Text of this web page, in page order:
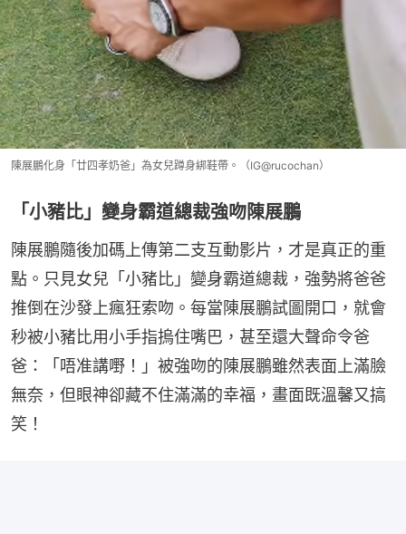
陳展鵬化身「廿四孝奶爸」為女兒蹲身綁鞋帶。（IG@rucochan）
「小豬比」變身霸道總裁強吻陳展鵬
陳展鵬隨後加碼上傳第二支互動影片，才是真正的重
點。只見女兒「小豬比」變身霸道總裁，強勢將爸爸
推倒在沙發上瘋狂索吻。每當陳展鵬試圖開口，就會
秒被小豬比用小手指摀住嘴巴，甚至還大聲命令爸
爸：「唔准講嘢！」被強吻的陳展鵬雖然表面上滿臉
無奈，但眼神卻藏不住滿滿的幸福，畫面既溫馨又搞
笑！